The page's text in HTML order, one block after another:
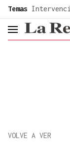
common.go-to-
Temas
header.menu.open
VOLVE A VER